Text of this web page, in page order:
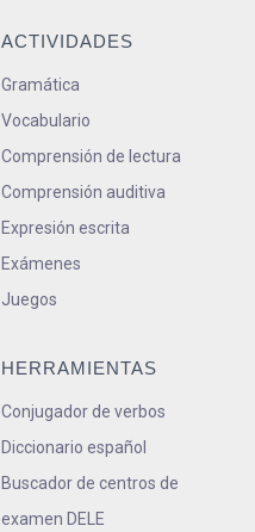
ACTIVIDADES
Gramática
Vocabulario
Comprensión de lectura
Comprensión auditiva
Expresión escrita
Exámenes
Juegos
HERRAMIENTAS
Conjugador de verbos
Diccionario español
Buscador de centros de
examen DELE